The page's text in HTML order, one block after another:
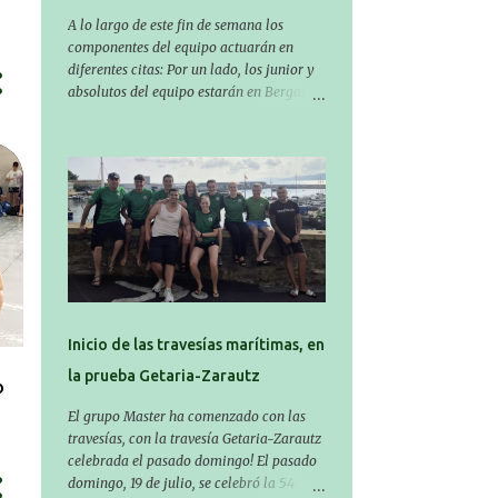
sabado y a las 8:30 el domingo
(polideportivo Aritzbatalde). SERIES
A lo largo de este fin de semana los
componentes del equipo actuarán en
diferentes citas: Por un lado, los junior y
absolutos del equipo estarán en Bergara,
Miguelez y Amaiur Iparragirre. El
campeonato se celebrará en dos jornadas:
el sábado tendrá sesiones de mañana y
tarde y el domingo sólo de mañana. Las
sesiones de mañana comenzarán a las
10:00 y las del sábado por la tarde a las
16:30. Por otro lado, otro grupo pequeño
Beasain en el XXIIIº memorial Leire
festiva organizada por el club Igartza.
11:30 habrá pruebas populares
australianas y después habrá un
almuerzo para todos y todas las
participantes. Toda la información sobre
Inicio de las travesías marítimas, en
la prueba Getaria-Zarautz
El grupo Master ha comenzado con las
travesías, con la travesía Getaria-Zarautz
celebrada el pasado domingo! El pasado
domingo, 19 de julio, se celebró la 54